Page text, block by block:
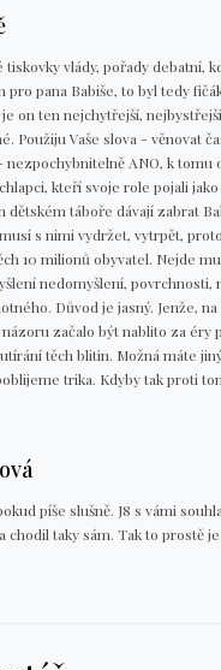
tiskovky vlády, pořady debatní,
pro pana Babiše, to byl tedy
on ten nejchytřejší,
Použiju Vaše slova - věnovat
ANO, k tomu
kteří svoje role pojali
dětském táboře dávají zabrat
s nimi vydržet, vytrpět,
10 milionů obyvatel. Nejde
nedomyšlení,
Důvod je jasný. Jenže,
začalo být nablito za éry
těch blitin. Možná máte
trika. Kdyby tak proti
píše slušně. J8 s vámi
chodil taky sám. Tak to prostě